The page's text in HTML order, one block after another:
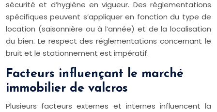
sécurité et d’hygiène en vigueur. Des réglementations
spécifiques peuvent s’appliquer en fonction du type de
location (saisonnière ou à l’année) et de la localisation
du bien. Le respect des réglementations concernant le
bruit et le stationnement est impératif.
Facteurs influençant le marché
immobilier de valcros
Plusieurs facteurs externes et internes influencent la